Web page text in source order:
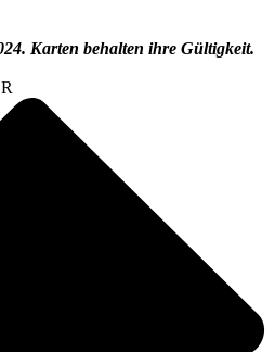
Karten behalten ihre Gültigkeit.